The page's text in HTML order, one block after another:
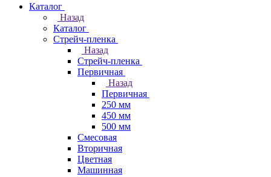
Каталог
Назад
Каталог
Стрейч-пленка
Назад
Стрейч-пленка
Первичная
Назад
Первичная
250 мм
450 мм
500 мм
Смесовая
Вторичная
Цветная
Машинная